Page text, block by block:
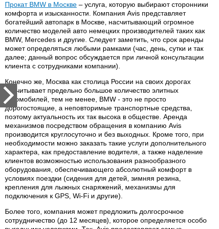
Прокат BMW в Москве – услуга, которую выбирают сторонники
комфорта и изысканности. Компания Avis представляет
богатейший автопарк в Москве, насчитывающий огромное
количество моделей авто немецких производителей таких как
BMW, Mercedes и другие. Следует заметить, что срок аренды
может определяться любыми рамками (час, день, сутки и так
далее; данный вопрос обсуждается при личной консультации
клиента с сотрудниками компании).
Конечно же, Москва как столица России на своих дорогах
насчитывает предельно большое количество элитных
автомобилей, тем не менее, BMW - это не просто
дорогостоящие, а неповторимые транспортные средства,
поэтому актуальность их так высока в обществе. Аренда
механизмов посредством обращения в компанию Avis
производится круглосуточно и без выходных. Кроме того, при
необходимости можно заказать такие услуги дополнительного
характера, как предоставление водителя, а также наделение
клиентов возможностью использования разнообразного
оборудования, обеспечивающего абсолютный комфорт в
условиях поездки (сидения для детей, зимняя резина,
крепления для лыжных снаряжений, механизмы для
подключения к GPS, Wi-Fi и другие).
Более того, компания может предложить долгосрочное
сотрудничество (до 12 месяцев), которое определяется особо